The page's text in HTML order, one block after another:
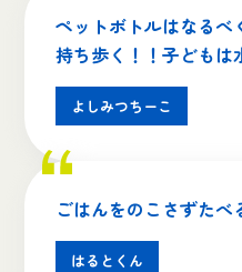
ペットボトルはなるべ
持ち歩く！！子どもは
よしみつちーこ
ごはんをのこさずたべ
はるとくん